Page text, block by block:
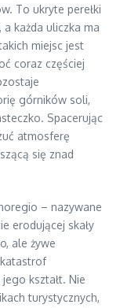
To ukryte perełki
a każda uliczka ma
miejsc jest
coraz częściej
górników soli,
Spacerując
atmosferę
się znad
– nazywane
erodującej skały
ale żywe
kształt. Nie
turystycznych,